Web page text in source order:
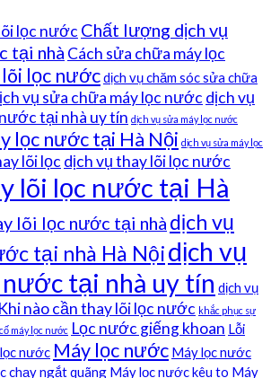
lọc nước Chất lượng dịch vụ
tại nhà Cách sửa chữa máy lọc
lọc nướcdịch vụ chăm sóc sửa chữa
vụ sửa chữa máy lọc nước dịch vụ
tại nhà uy tín dịch vụ sửa máy lọc nước
lọc nước tại Hà Nội dịch vụ sửa máy lọc
lõi lọc dịch vụ thay lõi lọc nước
lõi lọc nước tại Hà
lõi lọc nước tại nhà dịch vụ
tại nhà Hà Nộidịch vụ
tại nhà uy tín dịch vụ
Khi nào cần thay lõi lọc nước khắc phục sự
máy lọc nước Lọc nước giếng khoan Lỗi
nước Máy lọc nước Máy lọc nước
chạy ngắt quãng Máy lọc nước kêu to Máy